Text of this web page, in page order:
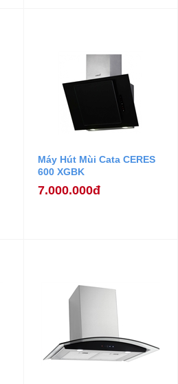
Máy Hút Mùi Cata CERES
600 XGBK
7.000.000đ